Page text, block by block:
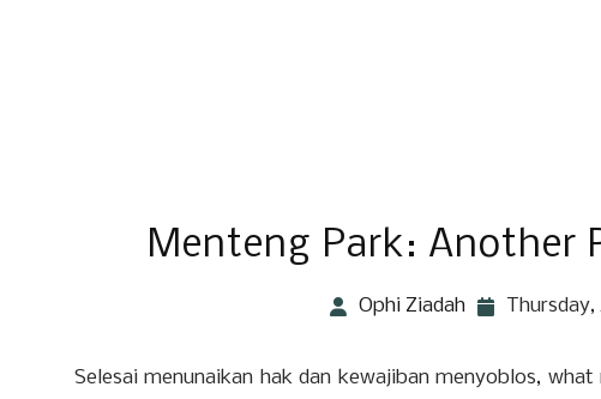
Menteng Park: Another
Ophi Ziadah Thursday,
Selesai menunaikan hak dan kewajiban menyoblos,